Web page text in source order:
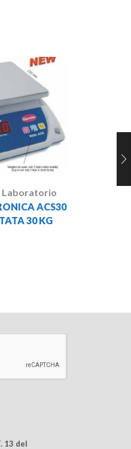
Laboratorio
ACS30
30 KG
13 del